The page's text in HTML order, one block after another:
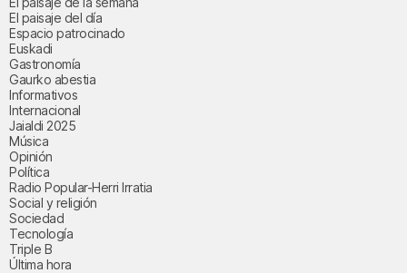
El paisaje del día
Espacio patrocinado
Euskadi
Gastronomía
Gaurko abestia
Informativos
Internacional
Jaialdi 2025
Música
Opinión
Política
Radio Popular-Herri Irratia
Social y religión
Sociedad
Tecnología
Triple B
Última hora